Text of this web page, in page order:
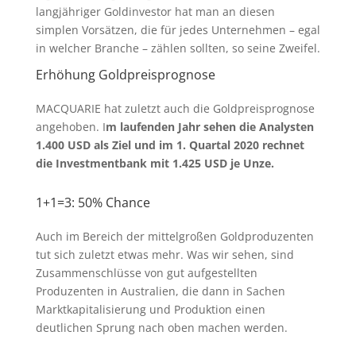
langjähriger Goldinvestor hat man an diesen
simplen Vorsätzen, die für jedes Unternehmen – egal
in welcher Branche – zählen sollten, so seine Zweifel.
Erhöhung Goldpreisprognose
MACQUARIE hat zuletzt auch die Goldpreisprognose
angehoben. Im laufenden Jahr sehen die Analysten
1.400 USD als Ziel und im 1. Quartal 2020 rechnet
die Investmentbank mit 1.425 USD je Unze.
1+1=3: 50% Chance
Auch im Bereich der mittelgroßen Goldproduzenten
tut sich zuletzt etwas mehr. Was wir sehen, sind
Zusammenschlüsse von gut aufgestellten
Produzenten in Australien, die dann in Sachen
Marktkapitalisierung und Produktion einen
deutlichen Sprung nach oben machen werden.